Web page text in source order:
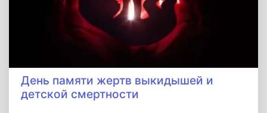
День памяти жертв выкидышей и
детской смертности